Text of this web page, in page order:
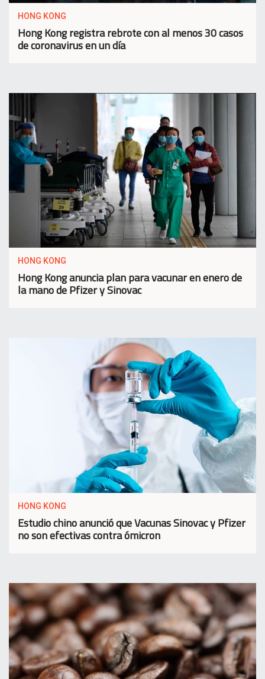
HONG KONG
Hong Kong registra rebrote con al menos 30 casos
de coronavirus en un día
HONG KONG
Hong Kong anuncia plan para vacunar en enero de
la mano de Pfizer y Sinovac
HONG KONG
Estudio chino anunció que Vacunas Sinovac y Pfizer
no son efectivas contra ómicron